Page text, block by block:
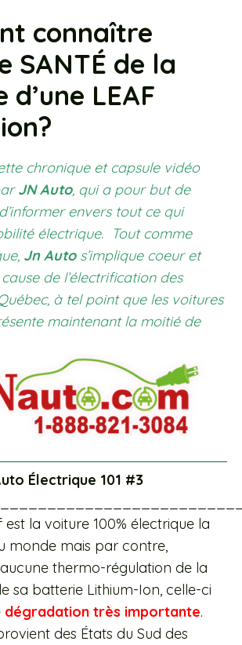
connaître
SANTÉ de la
LEAF
chronique et capsule vidéo
JN Auto, qui a pour but de
envers tout ce qui
électrique. Tout comme
Jn Autos’implique coeur et
de l’électrification des
à tel point que les voitures
maintenant la moitié de
Électrique 101 #3
est la voiture 100% électrique la
monde mais par contre,
aucune thermo-régulation de la
sa batterie Lithium-Ion, celle-ci
dégradation très importante.
des États du Sud des